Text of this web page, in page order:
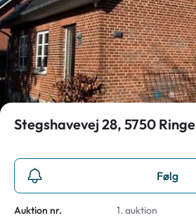
Auktion nr.
1. auktion
Stegshavevej 28, 5750 Ringe
Følg